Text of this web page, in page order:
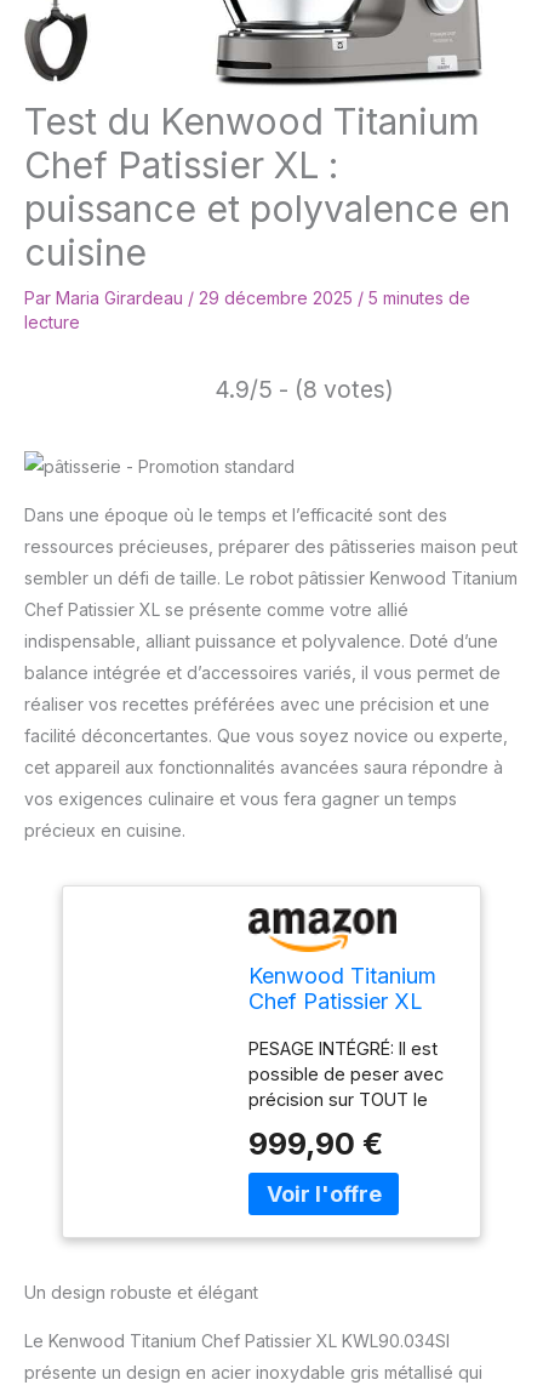
Test du Kenwood Titanium
Chef Patissier XL :
puissance et polyvalence en
cuisine
Par Maria Girardeau / 29 décembre 2025 / 5 minutes de
lecture
4.9/5 - (8 votes)
Dans une époque où le temps et l’efficacité sont des
ressources précieuses, préparer des pâtisseries maison peut
sembler un défi de taille. Le robot pâtissier Kenwood Titanium
Chef Patissier XL se présente comme votre allié
indispensable, alliant puissance et polyvalence. Doté d’une
balance intégrée et d’accessoires variés, il vous permet de
réaliser vos recettes préférées avec une précision et une
facilité déconcertantes. Que vous soyez novice ou experte,
cet appareil aux fonctionnalités avancées saura répondre à
vos exigences culinaire et vous fera gagner un temps
précieux en cuisine.
Kenwood Titanium
Chef Patissier XL
Robot Patissier
Balance Intégrée,
Batteur K, Pétrin,
Fouet, Batteur
Souple, Deux Bols,
Couvercle Anti-
Projections, 1400W,
Acier, Argent
PESAGE INTÉGRÉ: Il est
possible de peser avec
précision sur TOUT le
dans les accessoires
comme le blender ou le
bol multifonction; Pour
pesage pivote pour une
pesée est précise de 1g
à 6kg; Fonction tare
999,90 €
Un design robuste et élégant
Le Kenwood Titanium Chef Patissier XL KWL90.034SI
présente un design en acier inoxydable gris métallisé qui